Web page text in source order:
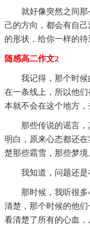
就好像突然之间
己的方向，都会有自
的形状，给你一样的待
随感高二作文2
我记得，那个时
在一条线上，所以他
本就不会在这个地方，
那些传说的谣言
明白，原来心态都还
楚那些霜雪，那些梦境
我知道，问题还是
那时候，我听很
清楚，那个时候的他
看清楚了所有的心血